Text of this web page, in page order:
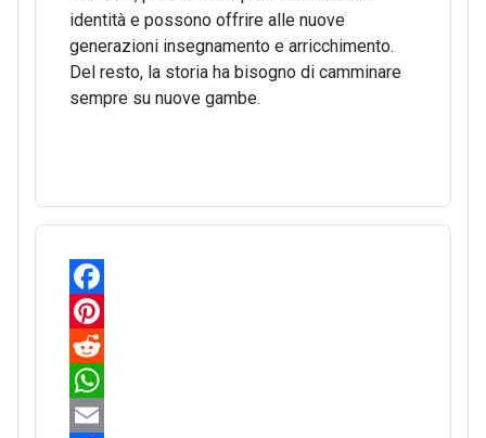
identità e possono offrire alle nuove
generazioni insegnamento e arricchimento.
Del resto, la storia ha bisogno di camminare
sempre su nuove gambe.
F
a
c
e
P
n
R
eW